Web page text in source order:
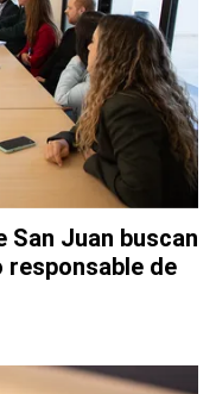
San Juan buscan
responsable de